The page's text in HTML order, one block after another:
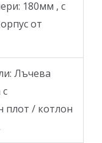
180мм , с
от
Лъчева
плот / котлон